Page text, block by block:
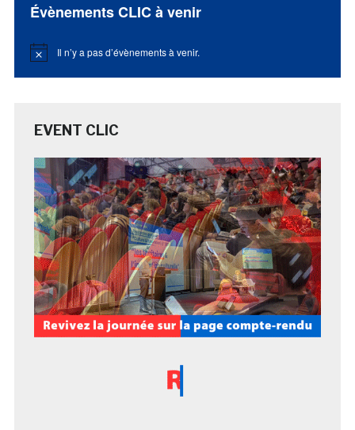
Évènements CLIC à venir
Notice Il n’y a pas d’évènements à venir.
EVENT CLIC